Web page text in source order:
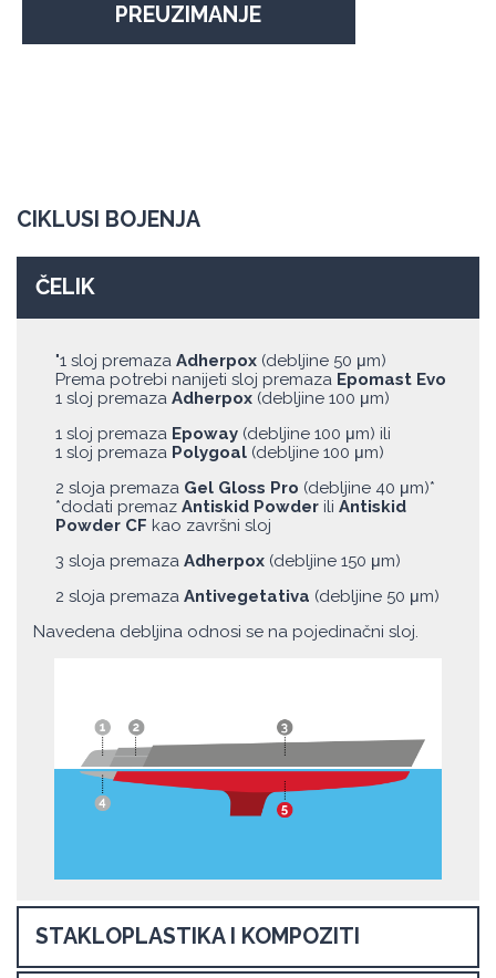
PREUZIMANJE
CIKLUSI BOJENJA
ČELIK
"1 sloj premaza Adherpox (debljine 50 μm)
Prema potrebi nanijeti sloj premaza Epomast Evo
1 sloj premaza Adherpox (debljine 100 μm)
1 sloj premaza Epoway (debljine 100 μm) ili
1 sloj premaza Polygoal (debljine 100 μm)
2 sloja premaza Gel Gloss Pro (debljine 40 μm)*
*dodati premaz Antiskid Powder ili Antiskid
Powder CF kao završni sloj
3 sloja premaza Adherpox (debljine 150 μm)
2 sloja premaza Antivegetativa (debljine 50 μm)
Navedena debljina odnosi se na pojedinačni sloj.
STAKLOPLASTIKA I KOMPOZITI